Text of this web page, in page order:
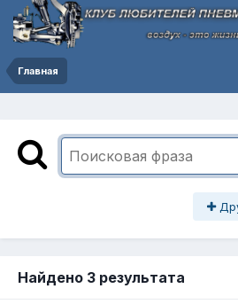
Главная
Найдено 3 результата